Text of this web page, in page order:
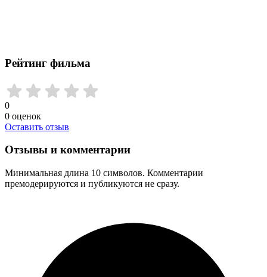
Рейтинг фильма
0
0 оценок
Оставить отзыв
Отзывы и комментарии
Минимальная длина 10 символов. Комментарии
премодерируются и публикуются не сразу.